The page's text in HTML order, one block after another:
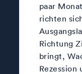
paar
richten
Richtung
bringt,
Rezession